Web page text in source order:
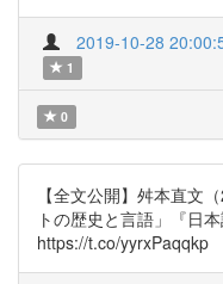
2019-10-28
1
0
【全文公開】舛本直文
トの歴史と言語」『日
https://t.co/yyrxPaqqkp